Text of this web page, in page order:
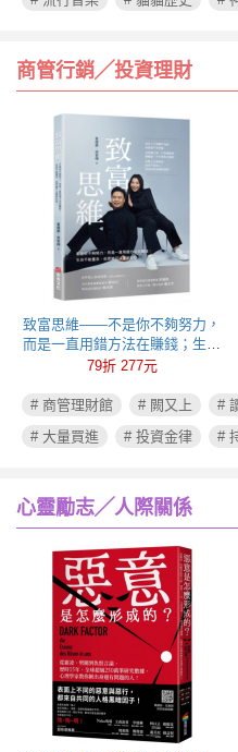
商管行銷╱投資理財
致富思維——不是你不夠努力，
而是一直用錯方法在賺錢；生命
不能重來，但思維可以重新彩
79折 277元
# 商管理財館 # 闕又上 #
# 大量買進
# 投資金律 #
心靈勵志╱人際關係